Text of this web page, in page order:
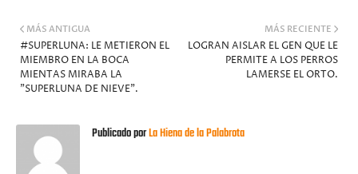
MÁS RECIENTE
LOGRAN AISLAR EL GEN QUE LE
PERMITE A LOS PERROS
LAMERSE EL ORTO.
MÁS ANTIGUA
#SUPERLUNA: LE METIERON EL
MIEMBRO EN LA BOCA
MIENTAS MIRABA LA
"SUPERLUNA DE NIEVE".
Publicado porLa Hiena de la Palabrota